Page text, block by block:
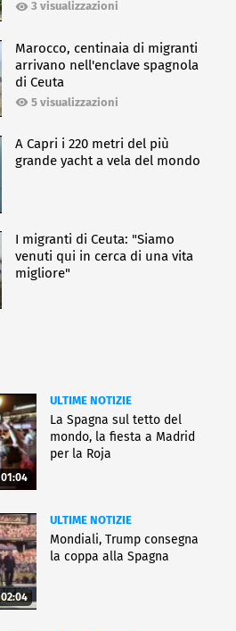
3 visualizzazioni
Marocco, centinaia di migranti
arrivano nell'enclave spagnola
di Ceuta
5 visualizzazioni
A Capri i 220 metri del più
grande yacht a vela del mondo
I migranti di Ceuta: "Siamo
venuti qui in cerca di una vita
migliore"
01:04
ULTIME NOTIZIE
La Spagna sul tetto del
mondo, la fiesta a Madrid
per la Roja
02:04
ULTIME NOTIZIE
Mondiali, Trump consegna
la coppa alla Spagna